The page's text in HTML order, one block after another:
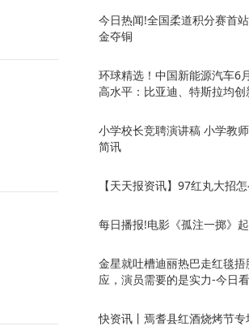
今日热闻!全国柔道积分赛首
金夺铜
环球精选！中国新能源汽车6
高水平：比亚迪、特斯拉均创
小学校长竞聘演讲稿 小学教
简讯
【天天报资讯】97红丸大招
每日播报!电影《孤注一掷》
金星就吐槽迪丽热巴走红毯
应，演员需要的是实力-今日
快资讯丨焉耆县红酒烧烤节